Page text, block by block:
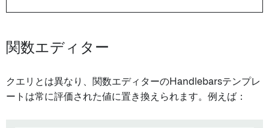
関数エディター
クエリとは異なり、関数エディターのHandlebarsテンプレ
ートは常に評価された値に置き換えられます。例えば：